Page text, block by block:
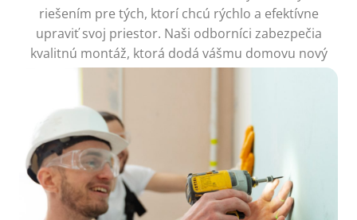
riešením pre tých, ktorí chcú rýchlo a efektívne
upraviť svoj priestor. Naši odborníci zabezpečia
kvalitnú montáž, ktorá dodá vášmu domovu nový
rozmer bez zbytočného neporiadku.